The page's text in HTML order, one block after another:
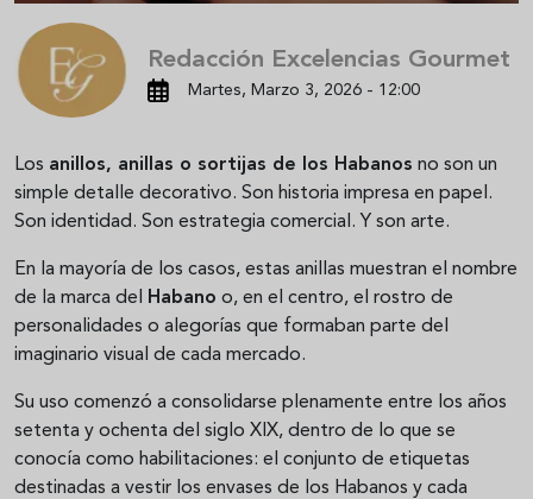
Redacción Excelencias Gourmet
Martes, Marzo 3, 2026 - 12:00
Los anillos, anillas o sortijas de los Habanos no son un
simple detalle decorativo. Son historia impresa en papel.
Son identidad. Son estrategia comercial. Y son arte.
En la mayoría de los casos, estas anillas muestran el nombre
de la marca del
Habano o, en el centro, el rostro de
personalidades o alegorías que formaban parte del
imaginario visual de cada mercado.
Su uso comenzó a consolidarse plenamente entre los años
setenta y ochenta del siglo XIX, dentro de lo que se
conocía como habilitaciones: el conjunto de etiquetas
destinadas a vestir los envases de los Habanos y cada